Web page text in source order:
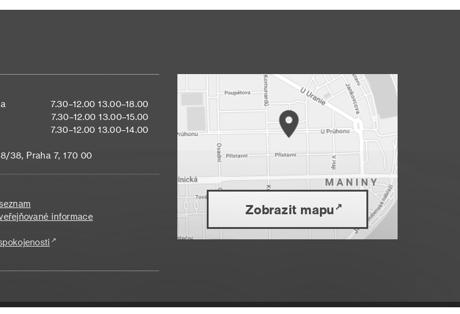
7.30–12.00 13.00–18.00
7.30–12.00 13.00–15.00
7.30–12.00 13.00–14.00
38, Praha 7, 170 00
informace
Zobrazit mapu